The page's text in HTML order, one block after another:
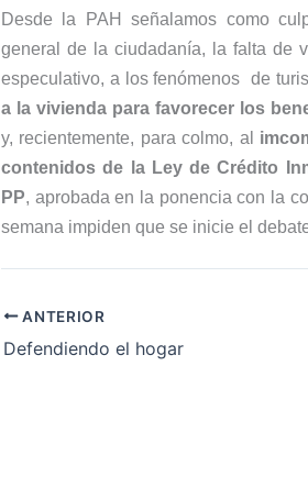
Desde la PAH señalamos como
general de la ciudadanía, la falta de
especulativo, a los fenómenos de
a la vivienda para favorecer los
y, recientemente, para colmo, al
contenidos de la Ley de Crédito
PP, aprobada en la ponencia con la
semana impiden que se inicie el
ANTERIOR
Defendiendo el hogar